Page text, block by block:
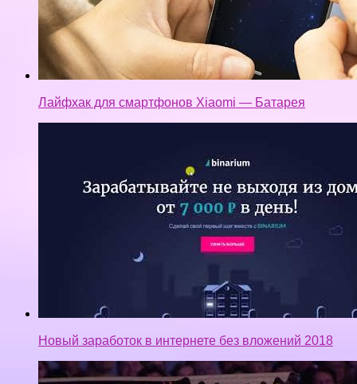
Лайфхак для смартфонов Xiaomi — Батарея
Новый заработок в интернете без вложений 2018